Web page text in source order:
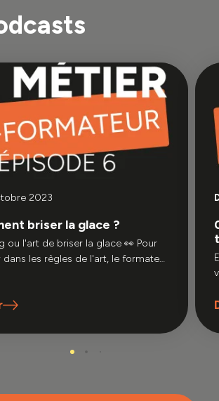
2023
briser la glace ?
l'art de briser la glace 👀 Pour
les règles de l'art, le formateur
"icebreaking".